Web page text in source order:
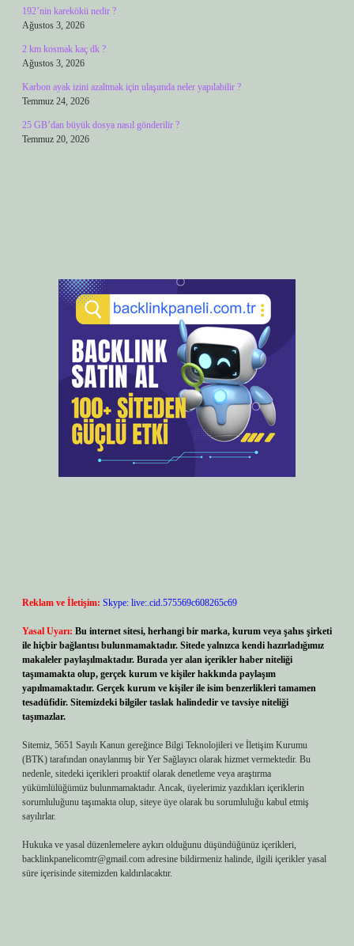
192’nin karekökü nedir ?
Ağustos 3, 2026
2 km kosmak kaç dk ?
Ağustos 3, 2026
Karbon ayak izini azaltmak için ulaşımda neler yapılabilir ?
Temmuz 24, 2026
25 GB’dan büyük dosya nasıl gönderilir ?
Temmuz 20, 2026
Reklam ve İletişim: Skype: live:.cid.575569c608265c69
Yasal Uyarı: Bu internet sitesi, herhangi bir marka, kurum veya şahıs şirketi
ile hiçbir bağlantısı bulunmamaktadır. Sitede yalnızca kendi hazırladığımız
makaleler paylaşılmaktadır. Burada yer alan içerikler haber niteliği
taşımamakta olup, gerçek kurum ve kişiler hakkında paylaşım
yapılmamaktadır. Gerçek kurum ve kişiler ile isim benzerlikleri tamamen
tesadüfidir. Sitemizdeki bilgiler taslak halindedir ve tavsiye niteliği
taşımazlar.
Sitemiz, 5651 Sayılı Kanun gereğince Bilgi Teknolojileri ve İletişim Kurumu
(BTK) tarafından onaylanmış bir Yer Sağlayıcı olarak hizmet vermektedir. Bu
nedenle, sitedeki içerikleri proaktif olarak denetleme veya araştırma
yükümlülüğümüz bulunmamaktadır. Ancak, üyelerimiz yazdıkları içeriklerin
sorumluluğunu taşımakta olup, siteye üye olarak bu sorumluluğu kabul etmiş
sayılırlar.
Hukuka ve yasal düzenlemelere aykırı olduğunu düşündüğünüz içerikleri,
backlinkpanelicomtr@gmail.com adresine bildirmeniz halinde, ilgili içerikler yasal
süre içerisinde sitemizden kaldırılacaktır.